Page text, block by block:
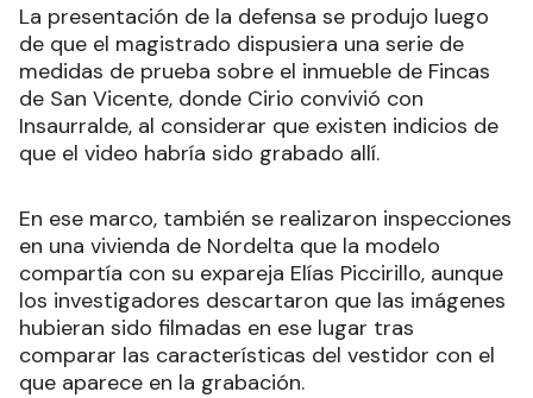
La presentación de la defensa se produjo luego
de que el magistrado dispusiera una serie de
medidas de prueba sobre el inmueble de Fincas
de San Vicente, donde Cirio convivió con
Insaurralde, al considerar que existen indicios de
que el video habría sido grabado allí.
En ese marco, también se realizaron inspecciones
en una vivienda de Nordelta que la modelo
compartía con su expareja Elías Piccirillo, aunque
los investigadores descartaron que las imágenes
hubieran sido filmadas en ese lugar tras
comparar las características del vestidor con el
que aparece en la grabación.